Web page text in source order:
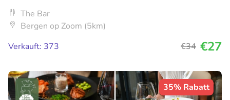
The Bar
Bergen op Zoom (5km)
Verkauft: 373
€34 €27
35% Rabatt